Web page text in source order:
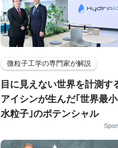
微粒子工学の専門家が解説
目に見えない世界を計測す
アイシンが生んだ｢世界最
水粒子｣のポテンシャル